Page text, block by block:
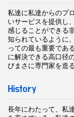
私達に私達からのプ
いサービスを提供し
感じることができる
知られているように
っての最も重要であ
に解決できる高口径
びまさに専門家を造
History
長年にわたって、私